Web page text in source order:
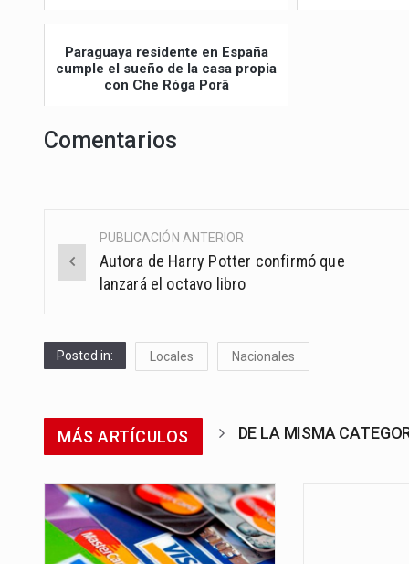
Paraguaya residente en España
cumple el sueño de la casa propia
con Che Róga Porã
Comentarios
Post
navigation
PUBLICACIÓN ANTERIOR
Autora de Harry Potter confirmó que
lanzará el octavo libro
Posted in: Locales Nacionales
MÁS ARTÍCULOS DE LA MISMA